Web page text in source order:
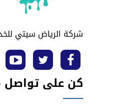
شركة الرياض سيتي
تابعنا
على
تابعنا
على
كن على تواصل